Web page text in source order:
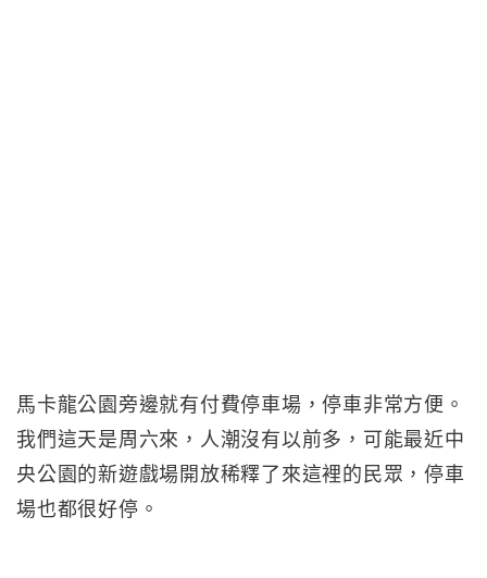
馬卡龍公園旁邊就有付費停車場，停車非常方便。
我們這天是周六來，人潮沒有以前多，可能最近中
央公園的新遊戲場開放稀釋了來這裡的民眾，停車
場也都很好停。